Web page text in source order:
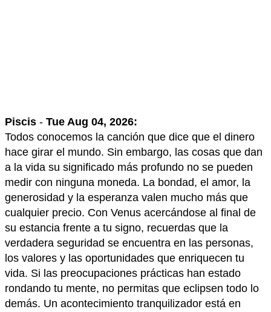
Piscis - Tue Aug 04, 2026:
Todos conocemos la canción que dice que el dinero
hace girar el mundo. Sin embargo, las cosas que dan
a la vida su significado más profundo no se pueden
medir con ninguna moneda. La bondad, el amor, la
generosidad y la esperanza valen mucho más que
cualquier precio. Con Venus acercándose al final de
su estancia frente a tu signo, recuerdas que la
verdadera seguridad se encuentra en las personas,
los valores y las oportunidades que enriquecen tu
vida. Si las preocupaciones prácticas han estado
rondando tu mente, no permitas que eclipsen todo lo
demás. Un acontecimiento tranquilizador está en